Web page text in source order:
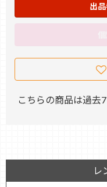
出
こちらの商品は過去
レ